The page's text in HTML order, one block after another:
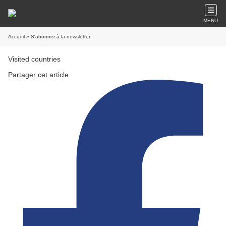
MENU
Accueil » S'abonner à la newsletter
Visited countries
Partager cet article